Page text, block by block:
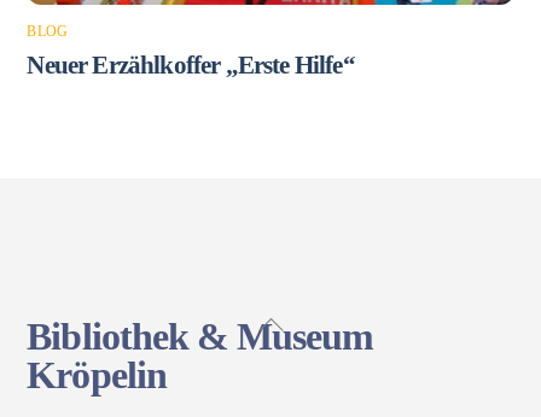
BLOG
Neuer Erzählkoffer „Erste Hilfe“
Back
To
Bibliothek & Museum
Kröpelin